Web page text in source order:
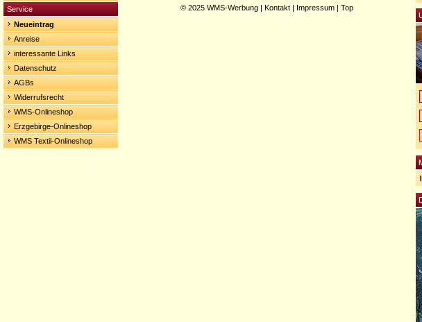
Service
Neueintrag
Anreise
interessante Links
Datenschutz
AGBs
Widerrufsrecht
WMS-Onlineshop
Erzgebirge-Onlineshop
WMS Textil-Onlineshop
© 2025 WMS-Werbung | Kontakt | Impressum | Top